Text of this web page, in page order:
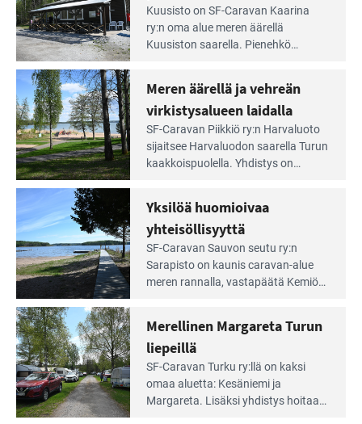
mahdollisuudet.
Lue
Leirintäoppaan
artikkeli:
Aivan
Saariston
Rengastien
portilla
Kuusisto on SF-Caravan Kaarina
ry:n oma alue meren äärellä
Kuusiston saarella. Pie­nehkö
Lue
Leirintäoppaan
artikkeli:
Meren
äärellä
ja
vehreän
virkistysalueen
laidalla
Meren äärellä ja vehreän
virkistysalueen laidalla
SF-Caravan Piikkiö ry:n Harvaluoto
sijait­see Harvaluodon saarella Turun
kaakkois­puolella. Yhdistys on
virkistysalueesta.
Lue
Leirintäoppaan
artikkeli:
Yksilöä
huomioivaa
yhteisöllisyyttä
Yksilöä huomioivaa
yhteisöllisyyttä
SF-Caravan Sauvon seutu ry:n
Sarapisto on kaunis caravan-alue
meren rannalla, vasta­päätä Kemiön
kymmenen paikkaa ilman sähköä.
Lue
Leirintäoppaan
artikkeli:
Merellinen
Merellinen Margareta Turun
liepeillä
SF-Caravan Turku ry:llä on kaksi
omaa aluet­ta: Kesäniemi ja
Margareta. Lisäksi yhdis­tys hoitaa